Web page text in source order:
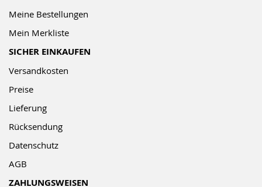
Meine Bestellungen
Mein Merkliste
SICHER EINKAUFEN
Versandkosten
Preise
Lieferung
Rücksendung
Datenschutz
AGB
ZAHLUNGSWEISEN